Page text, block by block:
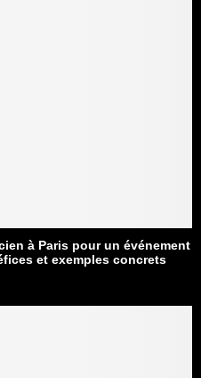
à Paris pour un événement
et exemples concrets